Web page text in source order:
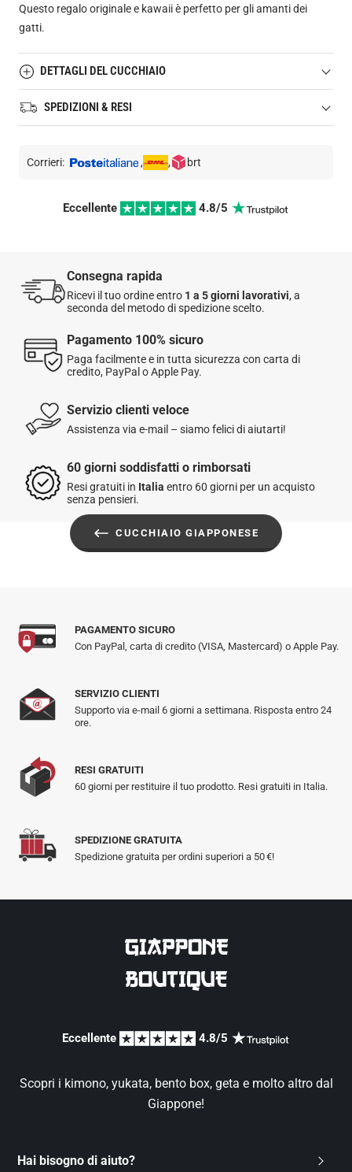
Questo regalo originale e kawaii è perfetto per gli amanti dei
gatti.
DETTAGLI DEL CUCCHIAIO
Composizione:acciaio inossidabile
Lunghezza: 11,6 cm
Lavabile in lavastoviglie: sì
SPEDIZIONI & RESI
lavorativi per l'Italia
lavorativi per glialtri paesi
Questo articolo viene spedito dal nostro magazzino in Francia.
Per maggiori dettagli sulla spedizione,clicca qui.
☑️Soddisfatti o rimborsati:hai 60 giorni dalla ricezione
dell’ordine per restituire o cambiare un articolo.
I resi sono gratuiti per gli ordini effettuati in Italia.
Per maggiori informazioni, consulta la nostra
Corrieri: , , brt
Eccellente 4.8/5
Consegna rapida
Ricevi il tuo ordine entro 1 a 5 giorni lavorativi, a
seconda del metodo di spedizione scelto.
Pagamento 100% sicuro
Paga facilmente e in tutta sicurezza con carta di
credito, PayPal o Apple Pay.
Servizio clienti veloce
Assistenza via e-mail – siamo felici di aiutarti!
60 giorni soddisfatti o rimborsati
Resi gratuiti in Italia entro 60 giorni per un acquisto
senza pensieri.
CUCCHIAIO GIAPPONESE
PAGAMENTO SICURO
Con PayPal, carta di credito (VISA, Mastercard) o Apple Pay.
SERVIZIO CLIENTI
Supporto via e-mail 6 giorni a settimana. Risposta entro 24
ore.
RESI GRATUITI
60 giorni per restituire il tuo prodotto. Resi gratuiti in Italia.
SPEDIZIONE GRATUITA
Spedizione gratuita per ordini superiori a 50 €!
Eccellente 4.8/5
Scopri i kimono, yukata, bento box, geta e molto altro dal
Giappone!
Hai bisogno di aiuto?